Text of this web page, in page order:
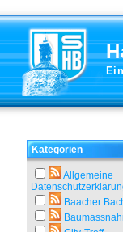
Kategorien
Allgemeine
Baacher